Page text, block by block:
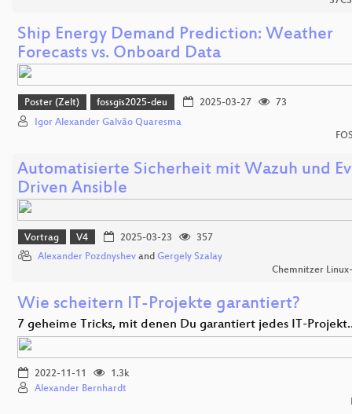
Ship Energy Demand Prediction: Weather
Forecasts vs. Onboard Data
Poster (Zelt) fossgis2025-deu 2025-03-27
73
Igor Alexander Galvão Quaresma
Automatisierte Sicherheit mit Wazuh und
Driven Ansible
Vortrag V4 2025-03-23
357
Alexander Pozdnyshev and Gergely Szalay
Chemnitzer
Wie scheitern IT-Projekte garantiert?
7 geheime Tricks, mit denen Du garantiert jedes IT-
2022-11-11
1.3k
Alexander Bernhardt